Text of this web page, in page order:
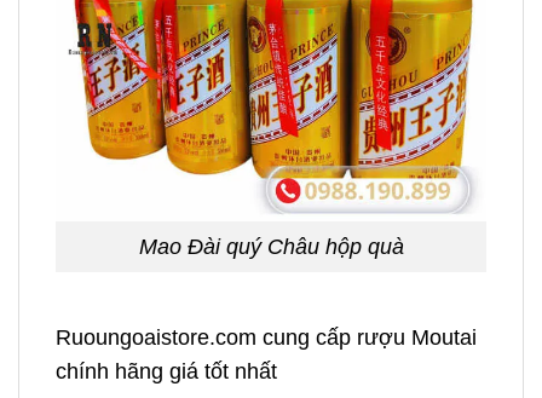
Mao Đài quý Châu hộp quà
Ruoungoaistore.com cung cấp rượu Moutai
chính hãng giá tốt nhất